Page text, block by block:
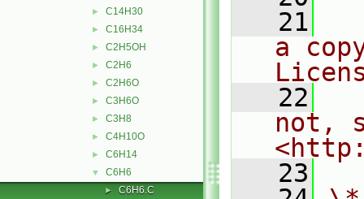
► C14H30
► C16H34
► C2H5OH
► C2H6
► C2H6O
► C3H6O
► C3H8
► C4H10O
► C6H14
▼ C6H6
► C6H6.C
   21
a
   22
not,
   23